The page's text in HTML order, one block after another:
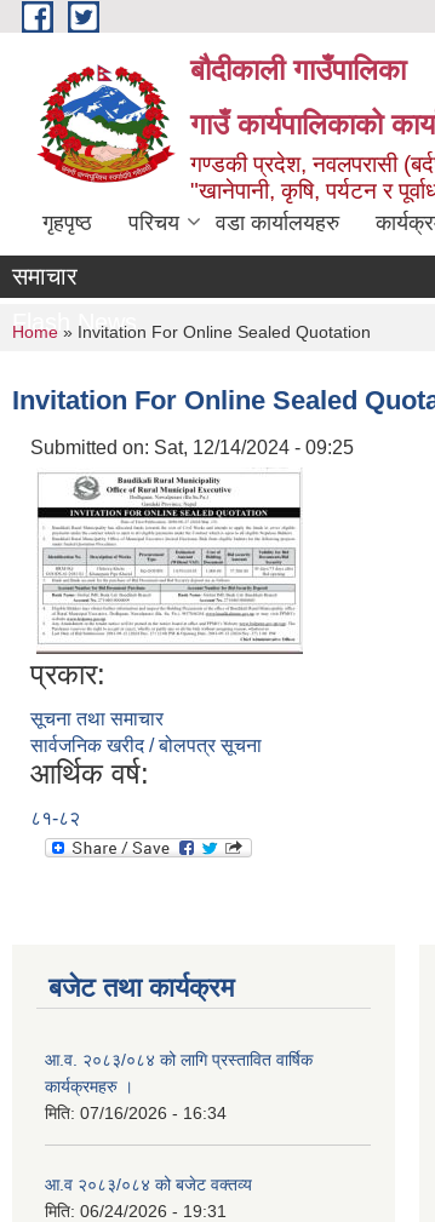
Skip to main content
बौदीकाली गाउँपालिका
गाउँ कार्यपालिकाको
गण्डकी प्रदेश, नवलपरासी
"खानेपानी, कृषि, पर्यटन र
गृहपृष्ठ परिचय वडा कार्यालयहरु
समाचार
Flash News
You are here
Home » Invitation For Online Sealed Quotation
Invitation For Online Sealed
Submitted on: Sat, 12/14/2024 - 09:25
प्रकार:
सूचना तथा समाचार
सार्वजनिक खरीद / बोलपत्र सूचना
आर्थिक वर्ष:
८१-८२
बजेट तथा कार्यक्रम
आ.व. २०८३/०८४ को लागि प्रस्तावित वार्षिक
कार्यक्रमहरु ।
मिति: 07/16/2026 - 16:34
आ.व २०८३/०८४ को बजेट वक्तव्य
मिति: 06/24/2026 - 19:31